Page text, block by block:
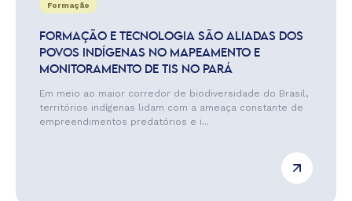
Formação
FORMAÇÃO E TECNOLOGIA SÃO ALIADAS DOS
POVOS INDÍGENAS NO MAPEAMENTO E
MONITORAMENTO DE TIS NO PARÁ
Em meio ao maior corredor de biodiversidade do Brasil,
territórios indígenas lidam com a ameaça constante de
empreendimentos predatórios e i...